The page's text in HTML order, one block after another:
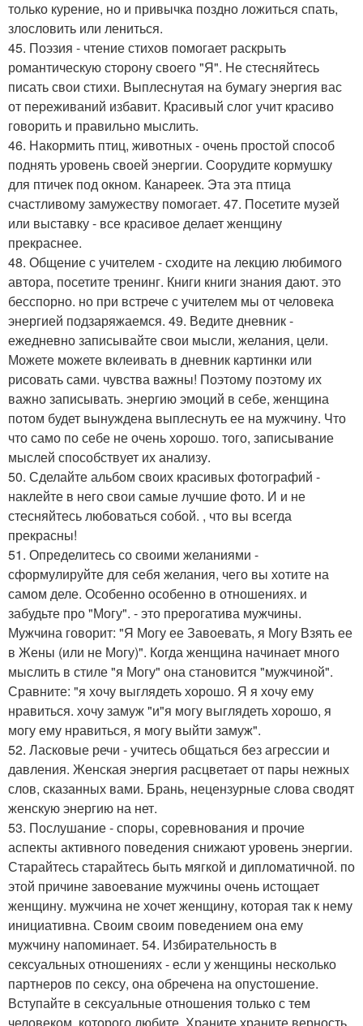
только курение, но и привычка поздно ложиться спать,
злословить или лениться.
45. Поэзия - чтение стихов помогает раскрыть
романтическую сторону своего "Я". Не стесняйтесь
писать свои стихи. Выплеснутая на бумагу энергия вас
от переживаний избавит. Красивый слог учит красиво
говорить и правильно мыслить.
46. Накормить птиц, животных - очень простой способ
поднять уровень своей энергии. Соорудите кормушку
для птичек под окном. Канареек. Эта эта птица
счастливому замужеству помогает. 47. Посетите музей
или выставку - все красивое делает женщину
прекраснее.
48. Общение с учителем - сходите на лекцию любимого
автора, посетите тренинг. Книги книги знания дают. это
бесспорно. но при встрече с учителем мы от человека
энергией подзаряжаемся. 49. Ведите дневник -
ежедневно записывайте свои мысли, желания, цели.
Можете можете вклеивать в дневник картинки или
рисовать сами. чувства важны! Поэтому поэтому их
важно записывать. энергию эмоций в себе, женщина
потом будет вынуждена выплеснуть ее на мужчину. Что
что само по себе не очень хорошо. того, записывание
мыслей способствует их анализу.
50. Сделайте альбом своих красивых фотографий -
наклейте в него свои самые лучшие фото. И и не
стесняйтесь любоваться собой. , что вы всегда
прекрасны!
51. Определитесь со своими желаниями -
сформулируйте для себя желания, чего вы хотите на
самом деле. Особенно особенно в отношениях. и
забудьте про "Могу". - это прерогатива мужчины.
Мужчина говорит: "Я Могу ее Завоевать, я Могу Взять ее
в Жены (или не Могу)". Когда женщина начинает много
мыслить в стиле "я Могу" она становится "мужчиной".
Сравните: "я хочу выглядеть хорошо. Я я хочу ему
нравиться. хочу замуж "и"я могу выглядеть хорошо, я
могу ему нравиться, я могу выйти замуж".
52. Ласковые речи - учитесь общаться без агрессии и
давления. Женская энергия расцветает от пары нежных
слов, сказанных вами. Брань, нецензурные слова сводят
женскую энергию на нет.
53. Послушание - споры, соревнования и прочие
аспекты активного поведения снижают уровень энергии.
Старайтесь старайтесь быть мягкой и дипломатичной. по
этой причине завоевание мужчины очень истощает
женщину. мужчина не хочет женщину, которая так к нему
инициативна. Своим своим поведением она ему
мужчину напоминает. 54. Избирательность в
сексуальных отношениях - если у женщины несколько
партнеров по сексу, она обречена на опустошение.
Вступайте в сексуальные отношения только с тем